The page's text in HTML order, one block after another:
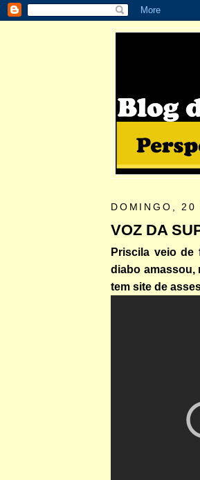
DOMINGO,
VOZ DA
Priscila veio de
diabo amassou,
tem site de